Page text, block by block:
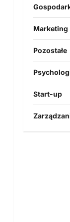
Marketing
Pozostałe
Start-up